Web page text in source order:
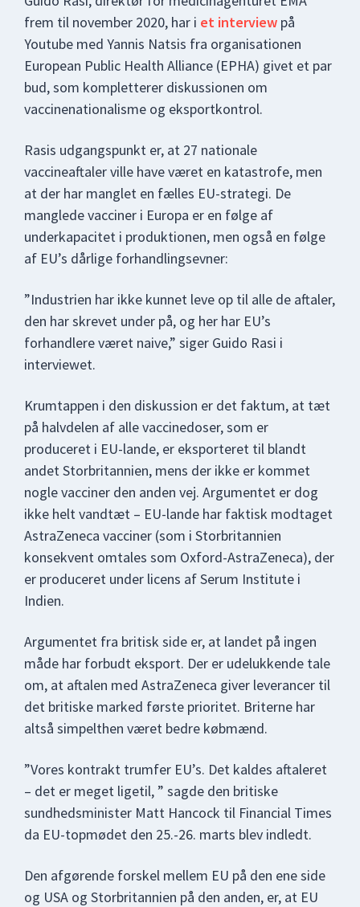
frem til november 2020, har i et interview på
Youtube med Yannis Natsis fra organisationen
European Public Health Alliance (EPHA) givet et par
bud, som kompletterer diskussionen om
vaccinenationalisme og eksportkontrol.
Rasis udgangspunkt er, at 27 nationale
vaccineaftaler ville have været en katastrofe, men
at der har manglet en fælles EU-strategi. De
manglede vacciner i Europa er en følge af
underkapacitet i produktionen, men også en følge
af EU’s dårlige forhandlingsevner:
”Industrien har ikke kunnet leve op til alle de aftaler,
den har skrevet under på, og her har EU’s
forhandlere været naive,” siger Guido Rasi i
interviewet.
Krumtappen i den diskussion er det faktum, at tæt
på halvdelen af alle vaccinedoser, som er
produceret i EU-lande, er eksporteret til blandt
andet Storbritannien, mens der ikke er kommet
nogle vacciner den anden vej. Argumentet er dog
ikke helt vandtæt – EU-lande har faktisk modtaget
AstraZeneca vacciner (som i Storbritannien
konsekvent omtales som Oxford-AstraZeneca), der
er produceret under licens af Serum Institute i
Indien.
Argumentet fra britisk side er, at landet på ingen
måde har forbudt eksport. Der er udelukkende tale
om, at aftalen med AstraZeneca giver leverancer til
det britiske marked første prioritet. Briterne har
altså simpelthen været bedre købmænd.
”Vores kontrakt trumfer EU’s. Det kaldes aftaleret
– det er meget ligetil, ” sagde den britiske
sundhedsminister Matt Hancock til Financial Times
da EU-topmødet den 25.-26. marts blev indledt.
Den afgørende forskel mellem EU på den ene side
og USA og Storbritannien på den anden, er, at EU